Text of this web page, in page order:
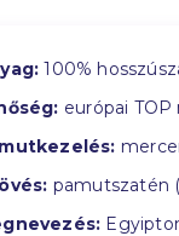
100%
európai
pamutszatén